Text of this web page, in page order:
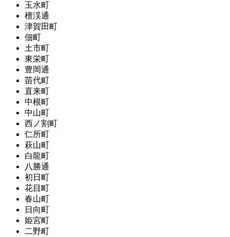
玉水町
檀渓通
津賀田町
佃町
土市町
東栄町
豊岡通
苗代町
直来町
中根町
中山町
西ノ割町
仁所町
萩山町
白龍町
八勝通
初日町
花目町
春山町
日向町
姫宮町
二野町